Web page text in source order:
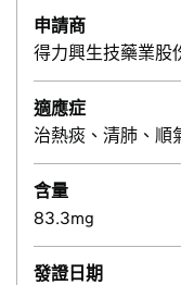
申請商
得力興生技藥業股
適應症
治熱痰、清肺、順
含量
83.3mg
發證日期